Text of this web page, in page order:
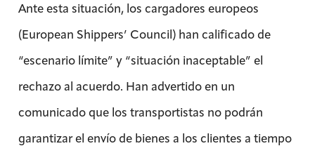
Ante esta situación, los cargadores europeos
(European Shippers’ Council) han calificado de
“escenario límite” y “situación inaceptable” el
rechazo al acuerdo. Han advertido en un
comunicado que los transportistas no podrán
garantizar el envío de bienes a los clientes a tiempo